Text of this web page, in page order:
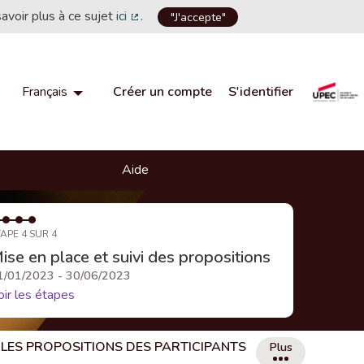
plus à ce sujetici
(Lien externe)
. "J'accepte"
Français Choisir la langueChoose language
Créer un compte S'identifier
Aide
4 SUR 4
en place et suivi des propositions
01/2023 - 30/06/2023
les étapes
LES PROPOSITIONS DES PARTICIPANTS Plus